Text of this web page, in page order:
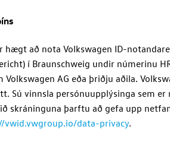
hægt að nota Volkswagen ID-
í Braunschweig undir númerinu
Volkswagen AG eða þriðju aðila.
vinnsla persónuupplýsinga sem
skráninguna þarftu að gefa upp
vwid.vwgroup.io/data-privacy.